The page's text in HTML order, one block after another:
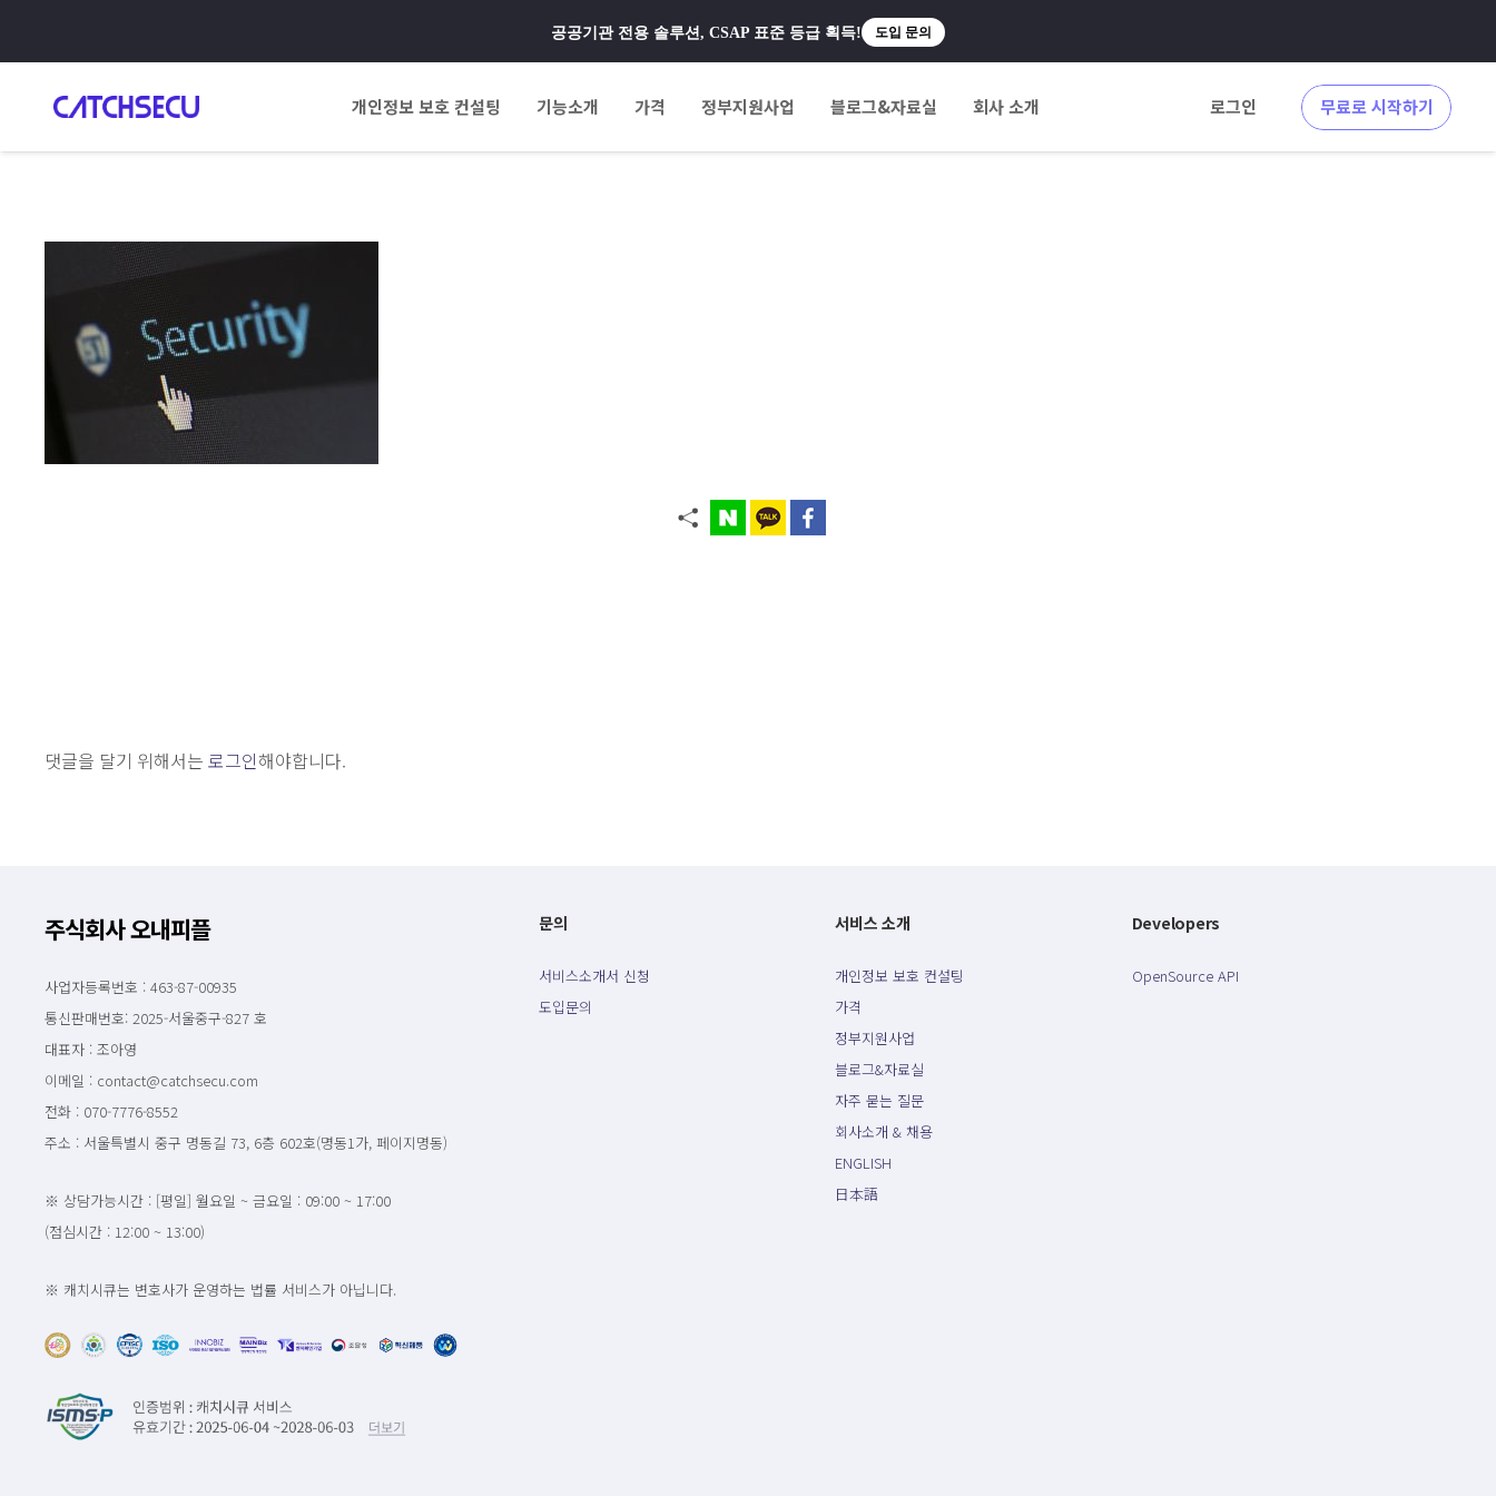
공공기관 전용 솔루션, CSAP 표준 등급 획득! 도입 문의
개인정보 보호 컨설팅 기능소개 가격 정부지원사업 블로그&자료실 회사 소개 로그인 무료로 시작하기
댓글을 달기 위해서는 로그인해야합니다.
주식회사 오내피플
사업자등록번호 : 463-87-00935
통신판매번호: 2025-서울중구-827 호
대표자 : 조아영
이메일 : contact@catchsecu.com
전화 : 070-7776-8552
주소 : 서울특별시 중구 명동길 73, 6층 602호(명동1가, 페이지명동)
※ 상담가능시간 : [평일] 월요일 ~ 금요일 : 09:00 ~ 17:00
(점심시간 : 12:00 ~ 13:00)
※ 캐치시큐는 변호사가 운영하는 법률 서비스가 아닙니다.
문의
서비스소개서 신청
도입문의
서비스 소개
개인정보 보호 컨설팅
가격
정부지원사업
블로그&자료실
자주 묻는 질문
회사소개 & 채용
ENGLISH
日本語
Developers
OpenSource API